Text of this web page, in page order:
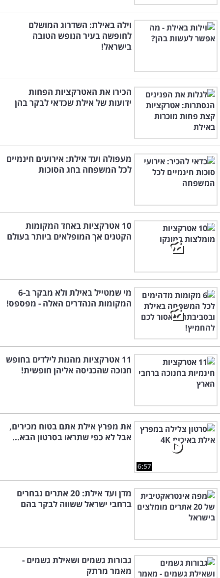
וילה באילת: השדרוג המושלם
לחופשה בעיר הנופש הטובה
בישראל!
הכירו את האטרקציות הפחות
ידועות של אילת שכדאי לבקר בהן
מעפולה ועד אילת: אירועים חינמיים
לכל המשפחה בחג הסוכות
10 אטרקציות באחד המקומות
הקטנים אך המופלאים ביותר בעולם
מי שמטייל באילת ולא מבקר ב-6
המקומות הנהדרים האלה - מפספס!
11 אטרקציות מהנות לילדים בחופש
חנוכה שהכניסה אליהן חופשית!
6:57
את מפרץ אילת אתם בטוח מכירים,
אבל לא כפי שתראו בסרטון הבא...
מדן ועד אילת: 20 אתרים נבחרים
ברחבי ישראל ששווה לבקר בהם
גבורות גשמים ושאילת גשמים -
מאמר מרתק